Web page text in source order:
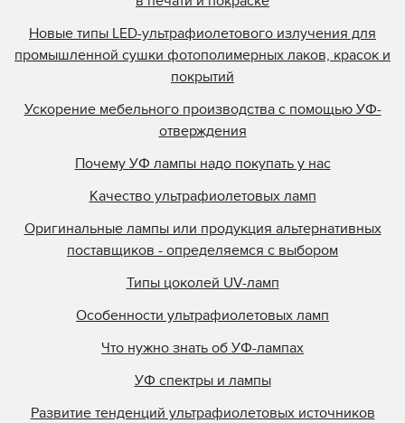
Новые типы LED-ультрафиолетового излучения для
промышленной сушки фотополимерных лаков, красок и
покрытий
Ускорение мебельного производства с помощью УФ-
отверждения
Почему УФ лампы надо покупать у нас
Качество ультрафиолетовых ламп
Оригинальные лампы или продукция альтернативных
поставщиков - определяемся с выбором
Типы цоколей UV-ламп
Особенности ультрафиолетовых ламп
Что нужно знать об УФ-лампах
УФ спектры и лампы
Развитие тенденций ультрафиолетовых источников